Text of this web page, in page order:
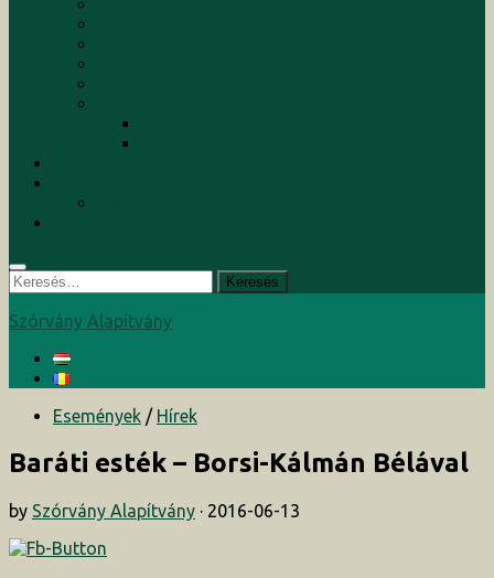
Keresés:
Szórvány Alapítvány
Események / Hírek
Baráti esték – Borsi-Kálmán Bélával
by Szórvány Alapítvány · 2016-06-13